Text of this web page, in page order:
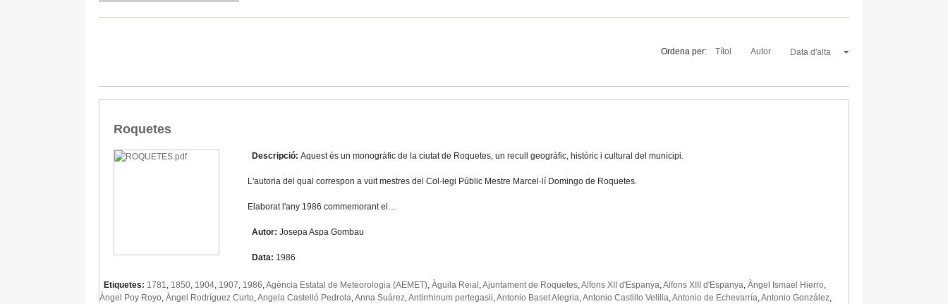
Ordena per: Títol Autor Data d'alta
Roquetes
Descripció: Aquest és un monogràfic de la ciutat de Roquetes, un recull geogràfic, històric i cultural del municipi.
L'autoria del qual correspon a vuit mestres del Col·legi Públic Mestre Marcel·lí Domingo de Roquetes.
Elaborat l'any 1986 commemorant el…
Autor: Josepa Aspa Gombau
Data: 1986
Etiquetes: 1781, 1850, 1904, 1907, 1986,Agència Estatal de Meteorologia (AEMET), Àguila Reial ,Ajuntament de Roquetes,Alfons XII d'Espanya,Alfons XIII d'Espanya, Àngel Ismael Hierro,
Àngel Poy Royo, Àngel Rodríguez Curto,Angela Castelló Pedrola,Anna Suárez,Antirrhinum pertegasii,Antonio Baset Alegria,Antonio Castillo Velilla,Antonio de Echevarría,Antonio González,